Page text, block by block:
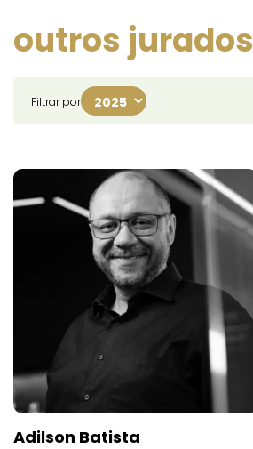
outros jurados
Filtrar por
Adilson Batista